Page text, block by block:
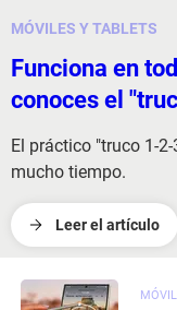
MÓVILES Y TABLETS
Funciona en
conoces el
El práctico "truco 1-
mucho tiempo.
Leer el artículo